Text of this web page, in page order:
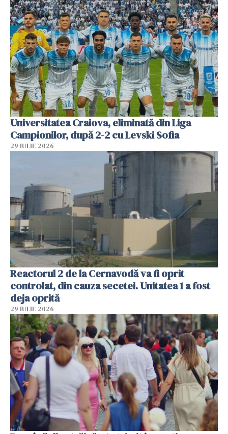
Universitatea Craiova, eliminată din Liga
Campionilor, după 2-2 cu Levski Sofia
29 IULIE 2026
Reactorul 2 de la Cernavodă va fi oprit
controlat, din cauza secetei. Unitatea 1 a fost
deja oprită
29 IULIE 2026